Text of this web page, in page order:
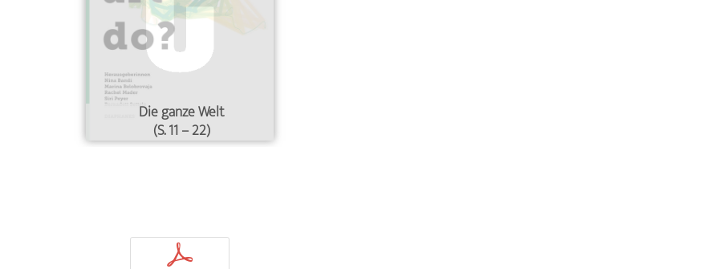
Die ganze Welt
(S. 11 – 22)
p